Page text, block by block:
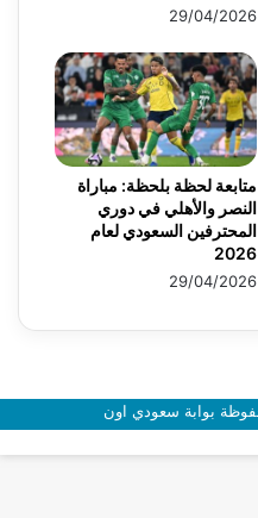
29/04/2026
متابعة لحظة بلحظة: مباراة
النصر والأهلي في دوري
المحترفين السعودي لعام
2026
29/04/2026